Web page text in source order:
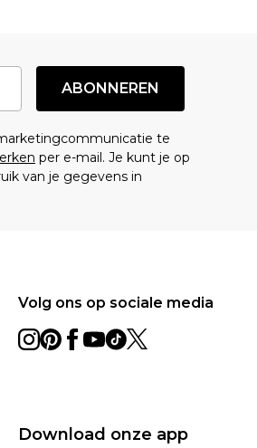
ABONNEREN
te
per e-mail. Je kunt je op
van je gegevens in
Volg ons op sociale media
Download onze app